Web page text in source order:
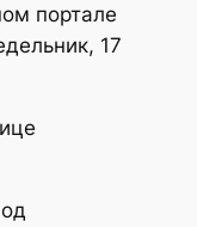
портале
17